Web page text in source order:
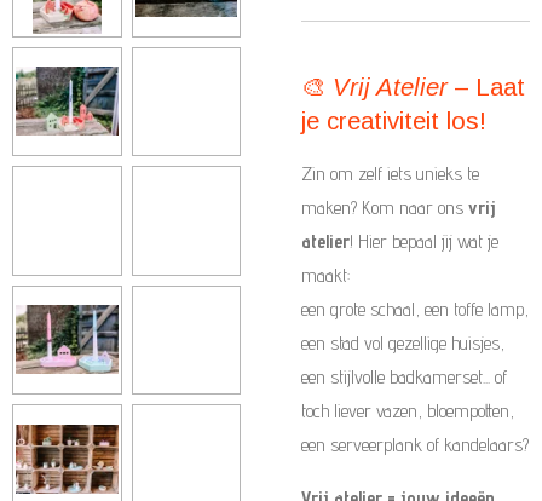
🎨 Vrij Atelier– Laat
je creativiteit los!
Zin om zelf iets unieks te
maken? Kom naar ons vrij
atelier! Hier bepaal jij wat je
maakt:
een grote schaal, een toffe lamp,
een stad vol gezellige huisjes,
een stijlvolle badkamerset... of
toch liever vazen, bloempotten,
een serveerplank of kandelaars?